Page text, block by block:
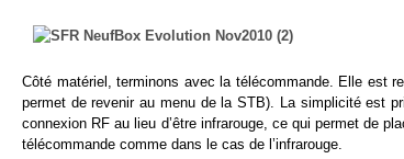
Côté matériel, terminons avec la télécommande. Elle est
permet de revenir au menu de la STB). La simplicité est
connexion RF au lieu d’être infrarouge, ce qui permet de
télécommande comme dans le cas de l’infrarouge.